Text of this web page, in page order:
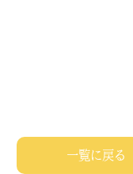
一覧に戻る